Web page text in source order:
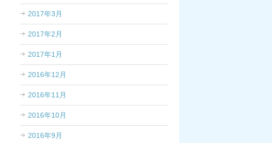
2017年3月
2017年2月
2017年1月
2016年12月
2016年11月
2016年10月
2016年9月